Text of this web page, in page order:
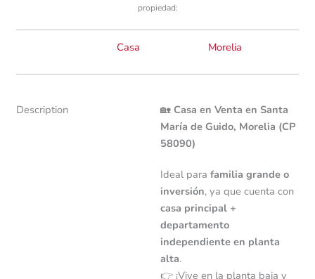
propiedad:
Casa Morelia
Description 🏡 Casa en Venta en Santa
María de Guido, Morelia (CP
58090)
Ideal para familia grande o
inversión, ya que cuenta con
casa principal +
departamento
independiente en planta
alta.
👉 ¡Vive en la planta baja y